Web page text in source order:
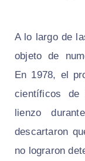
A lo largo de
objeto de
En 1978, el
científicos de
lienzo
descartaron
no lograron